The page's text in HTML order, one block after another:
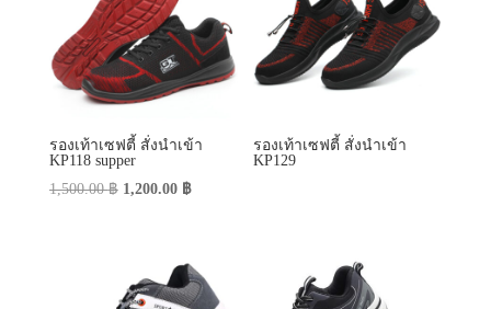
รองเท้าเซฟตี้ สั่งนำเข้า
KP118 supper
1,500.00฿ Original
1,500.00 ฿.
1,200.00 ฿Current
1,200.00 ฿.
รองเท้าเซฟตี้ สั่งนำเข้า
KP129